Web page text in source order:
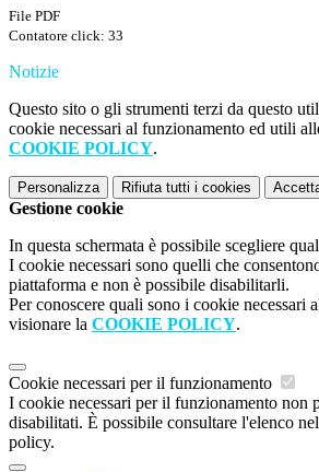
File PDF
Contatore click: 33
Notizie
Questo sito o gli strumenti terzi da questo
cookie necessari al funzionamento ed utili
COOKIE POLICY.
Personalizza Rifiuta tutti i cookies
Gestione cookie
In questa schermata è possibile scegliere
I cookie necessari sono quelli che
piattaforma e non è possibile disabilitarli.
Per conoscere quali sono i cookie necessari
visionare la COOKIE POLICY.
Cookie necessari per il funzionamento
I cookie necessari per il funzionamento non
disabilitati. È possibile consultare l'elenco
policy.